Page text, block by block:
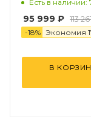
Есть в наличии:
95 999 ₽ 113
-18% Экономия
В